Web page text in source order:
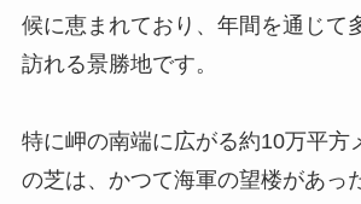
候に恵まれており、年間を通じて
訪れる景勝地です。
特に岬の南端に広がる約10万平方
の芝は、かつて海軍の望楼があっ